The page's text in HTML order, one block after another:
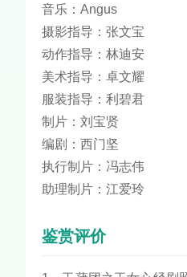
音乐：Angus
摄影指导：张文宝
动作指导：林迪安
美术指导：卓文耀
服装指导：利碧君
制片：刘宝贤
编剧：西门坚
执行制片：冯志伟
助理制片：江爱玲
鉴赏评价